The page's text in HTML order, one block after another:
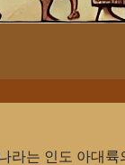
라는 인도 아대